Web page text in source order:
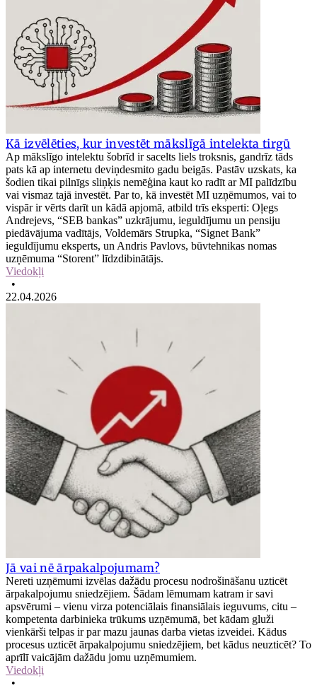
Kā izvēlēties, kur investēt mākslīgā intelekta tirgū
Ap mākslīgo intelektu šobrīd ir sacelts liels troksnis, gandrīz tāds
pats kā ap internetu deviņdesmito gadu beigās. Pastāv uzskats, ka
šodien tikai pilnīgs sliņķis nemēģina kaut ko radīt ar MI palīdzību
vai vismaz tajā investēt. Par to, kā investēt MI uzņēmumos, vai to
vispār ir vērts darīt un kādā apjomā, atbild trīs eksperti: Oļegs
Andrejevs, “SEB bankas” uzkrājumu, ieguldījumu un pensiju
piedāvājuma vadītājs, Voldemārs Strupka, “Signet Bank”
ieguldījumu eksperts, un Andris Pavlovs, būvtehnikas nomas
uzņēmuma “Storent” līdzdibinātājs.
Viedokļi
•
22.04.2026
Jā vai nē ārpakalpojumam?
Nereti uzņēmumi izvēlas dažādu procesu nodrošināšanu uzticēt
ārpakalpojumu sniedzējiem. Šādam lēmumam katram ir savi
apsvērumi – vienu virza potenciālais finansiālais ieguvums, citu –
kompetenta darbinieka trūkums uzņēmumā, bet kādam gluži
vienkārši telpas ir par mazu jaunas darba vietas izveidei. Kādus
procesus uzticēt ārpakalpojumu sniedzējiem, bet kādus neuzticēt? To
aprīlī vaicājām dažādu jomu uzņēmumiem.
Viedokļi
•